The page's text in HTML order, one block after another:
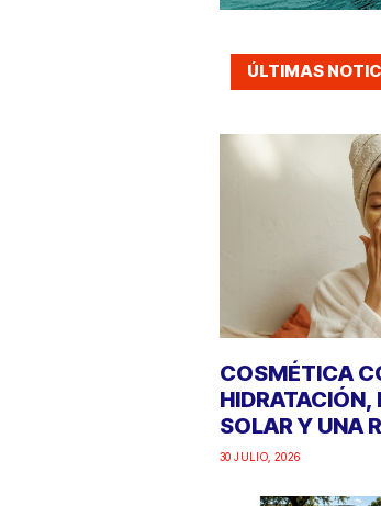
ÚLTIMAS
COSMÉTICA
SOLAR Y UNA
30 JULIO, 2026